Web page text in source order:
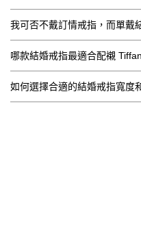
我可否不戴訂情戒指，而單戴
哪款結婚戒指最適合配襯
如何選擇合適的結婚戒指寬度